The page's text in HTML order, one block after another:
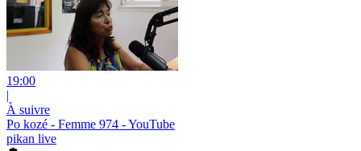
19:00
|
À suivre
Po kozé - Femme 974 - YouTube
pikan live